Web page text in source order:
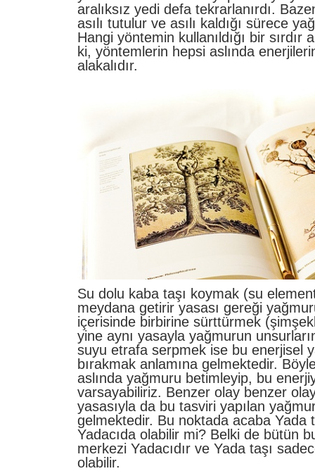
aralıksız yedi defa tekrarlanırdı.
asılı tutulur ve asılı kaldığı sürece
Hangi yöntemin kullanıldığı bir sırdır
ki, yöntemlerin hepsi aslında
alakalıdır.
Su dolu kaba taşı koymak (su
meydana getirir yasası gereği
içerisinde birbirine sürttürmek
yine aynı yasayla yağmurun
suyu etrafa serpmek ise bu enerjisel
bırakmak anlamına gelmektedir.
aslında yağmuru betimleyip, bu
varsayabiliriz. Benzer olay benzer
yasasıyla da bu tasviri yapılan
gelmektedir. Bu noktada acaba Yada
Yadacıda olabilir mi? Belki de bütün
merkezi Yadacıdır ve Yada taşı
olabilir.